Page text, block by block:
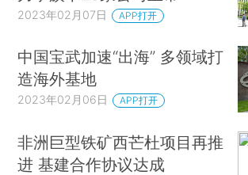
2023年02月07日 APP打开
中国宝武加速“出海” 多领域打
造海外基地
2023年02月06日 APP打开
非洲巨型铁矿西芒杜项目再推
进 基建合作协议达成